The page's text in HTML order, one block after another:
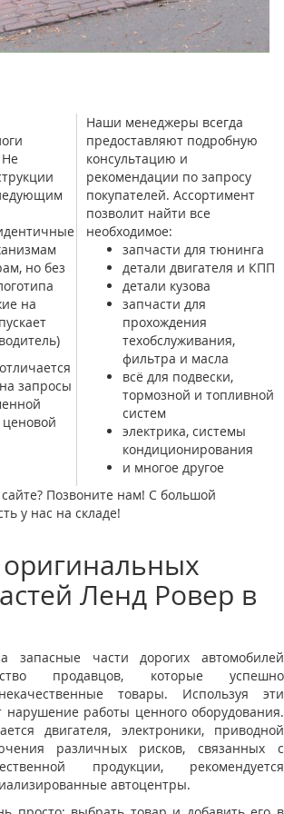
Не
но без
на
запросы
ценовой
Наши менеджеры всегда
предоставляют подробную
консультацию и
рекомендации по запросу
покупателей. Ассортимент
позволит найти все
необходимое:
запчасти для тюнинга
детали двигателя и КПП
детали кузова
запчасти для
прохождения
техобслуживания,
фильтра и масла
всё для подвески,
тормозной и топливной
систем
электрика, системы
кондиционирования
и многое другое
Позвоните нам! С большой
у нас на складе!
Ленд Ровер в
запасные части дорогих автомобилей
продавцов, которые успешно
товары. Используя эти
нарушение работы ценного оборудования.
двигателя, электроники, приводной
различных рисков, связанных с
продукции, рекомендуется
автоцентры.